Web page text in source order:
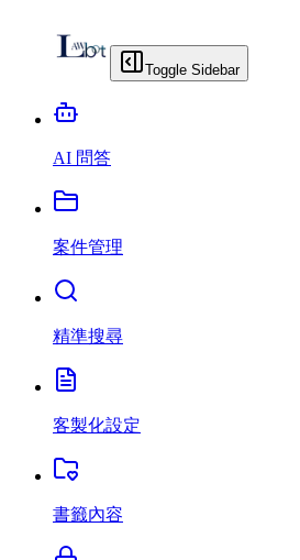
Toggle Sidebar
AI 問答
案件管理
精準搜尋
客製化設定
書籤內容